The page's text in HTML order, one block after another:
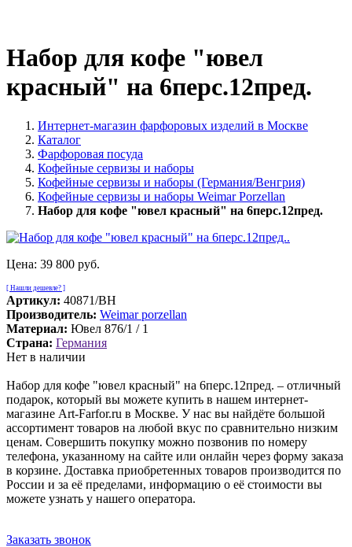
Набор для кофе "ювел
красный" на 6перс.12пред.
Интернет-магазин фарфоровых изделий в Москве
Каталог
Фарфоровая посуда
Кофейные сервизы и наборы
Кофейные сервизы и наборы (Германия/Венгрия)
Кофейные сервизы и наборы Weimar Porzellan
Набор для кофе "ювел красный" на 6перс.12пред.
Цена: 39 800 руб.
[ Нашли дешевле? ]
Артикул: 40871/BH
Производитель: Weimar porzellan
Материал: Ювел 876/1 / 1
Страна: Германия
Нет в наличии
Набор для кофе "ювел красный" на 6перс.12пред. – отличный
подарок, который вы можете купить в нашем интернет-
магазине Art-Farfor.ru в Москве. У нас вы найдёте большой
ассортимент товаров на любой вкус по сравнительно низким
ценам. Совершить покупку можно позвонив по номеру
телефона, указанному на сайте или онлайн через форму заказа
в корзине. Доставка приобретенных товаров производится по
России и за её пределами, информацию о её стоимости вы
можете узнать у нашего оператора.
Заказать звонок